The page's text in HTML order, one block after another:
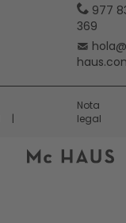
977
369
Nota
legal